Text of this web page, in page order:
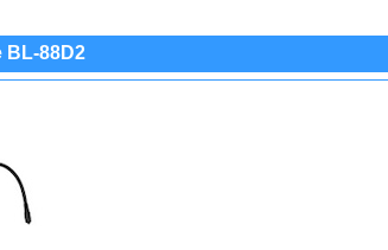
BL-88D2